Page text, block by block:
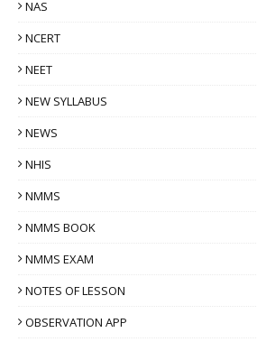
NAS
NCERT
NEET
NEW SYLLABUS
NEWS
NHIS
NMMS
NMMS BOOK
NMMS EXAM
NOTES OF LESSON
OBSERVATION APP